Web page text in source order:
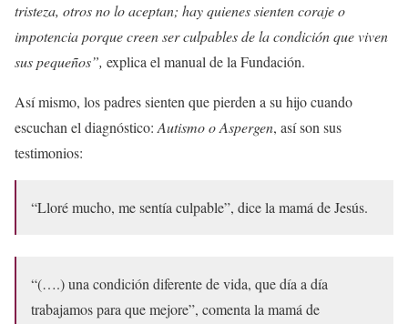
tristeza, otros no lo aceptan; hay quienes sienten coraje o
impotencia porque creen ser culpables de la condición que viven
sus pequeños”, explica el manual de la Fundación.
Así mismo, los padres sienten que pierden a su hijo cuando
escuchan el diagnóstico:Autismo o Aspergen, así son sus
testimonios:
“Lloré mucho, me sentía culpable”, dice la mamá de Jesús.
“(….) una condición diferente de vida, que día a día
trabajamos para que mejore”, comenta la mamá de